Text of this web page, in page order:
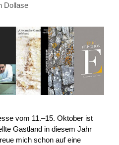
Dollase
vom 11.–15. Oktober ist
Gastland in diesem Jahr
mich schon auf eine